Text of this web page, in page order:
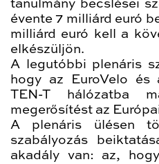
tanulmány becslései
évente 7 milliárd euró
milliárd euró kell a
elkészüljön.
A legutóbbi plenáris
hogy az EuroVelo és
TEN-T hálózatba
megerősítést az
A plenáris ülésen
szabályozás
akadály van: az,